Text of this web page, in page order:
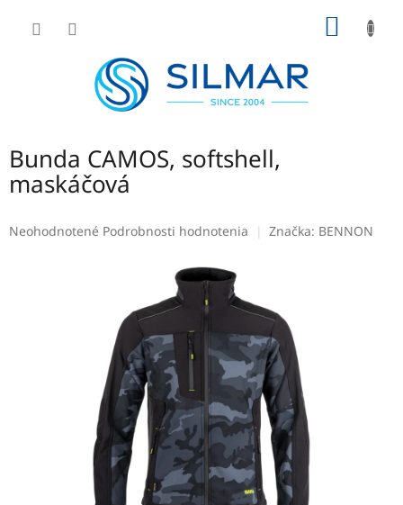
Bunda CAMOS, softshell,
maskáčová
Priemerné
Neohodnotené Podrobnosti hodnotenia Značka: BENNON